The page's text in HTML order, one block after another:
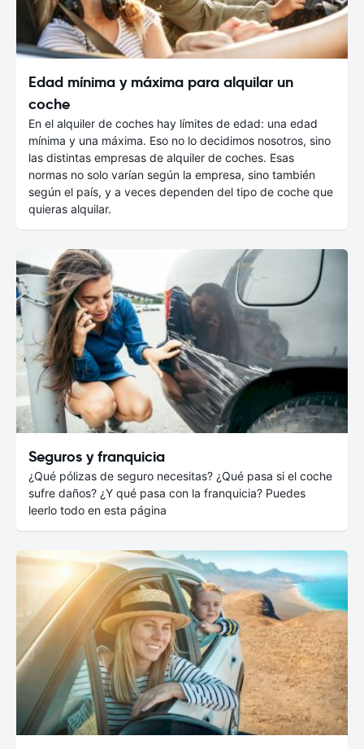
Edad mínima y máxima para alquilar un
coche
En el alquiler de coches hay límites de edad: una edad
mínima y una máxima. Eso no lo decidimos nosotros, sino
las distintas empresas de alquiler de coches. Esas
normas no solo varían según la empresa, sino también
según el país, y a veces dependen del tipo de coche que
quieras alquilar.
Seguros y franquicia
¿Qué pólizas de seguro necesitas? ¿Qué pasa si el coche
sufre daños? ¿Y qué pasa con la franquicia? Puedes
leerlo todo en esta página